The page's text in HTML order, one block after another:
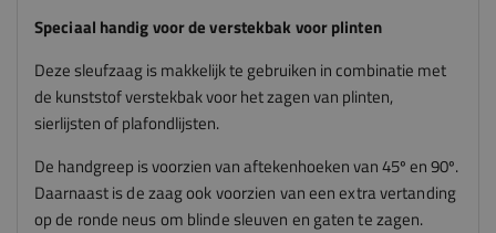
Speciaal handig voor de verstekbak voor plinten
Deze sleufzaag is makkelijk te gebruiken in combinatie met
de kunststof verstekbak voor het zagen van plinten,
sierlijsten of plafondlijsten.
De handgreep is voorzien van aftekenhoeken van 45º en 90º.
Daarnaastis de zaag ook voorzien van een extra vertanding
op de ronde neus om blinde sleuven en gaten te zagen.